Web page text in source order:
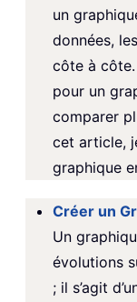
un
données,
côte à
pour un
comparer
cet article,
graphique
Créer un
Un
évolutions
; il s’agit